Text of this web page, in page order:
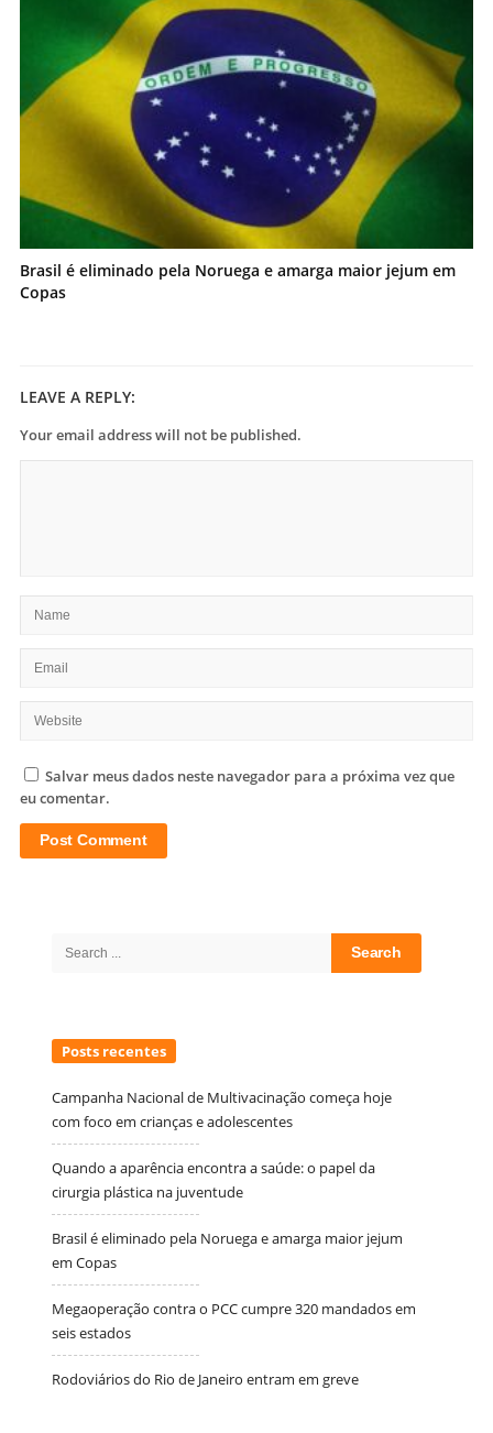
Brasil é eliminado pela Noruega e amarga maior jejum em
Copas
LEAVE A REPLY:
Your email address will not be published.
Salvar meus dados neste navegador para a próxima vez que
eu comentar.
Search
Posts recentes
Campanha Nacional de Multivacinação começa hoje
com foco em crianças e adolescentes
Quando a aparência encontra a saúde: o papel da
cirurgia plástica na juventude
Brasil é eliminado pela Noruega e amarga maior jejum
em Copas
Megaoperação contra o PCC cumpre 320 mandados em
seis estados
Rodoviários do Rio de Janeiro entram em greve